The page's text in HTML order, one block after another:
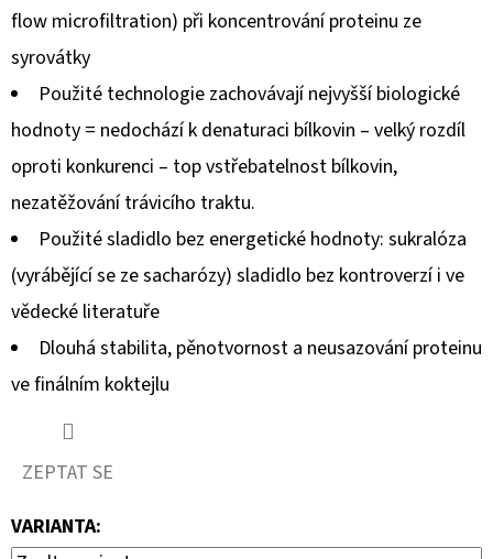
flow microfiltration) při koncentrování proteinu ze
syrovátky
Použité technologie zachovávají nejvyšší biologické
hodnoty = nedochází k denaturaci bílkovin – velký rozdíl
oproti konkurenci – top vstřebatelnost bílkovin,
nezatěžování trávicího traktu.
Použité sladidlo bez energetické hodnoty: sukralóza
(vyrábějící se ze sacharózy) sladidlo bez kontroverzí i ve
vědecké literatuře
Dlouhá stabilita, pěnotvornost a neusazování proteinu
ve finálním koktejlu
ZEPTAT SE
VARIANTA: